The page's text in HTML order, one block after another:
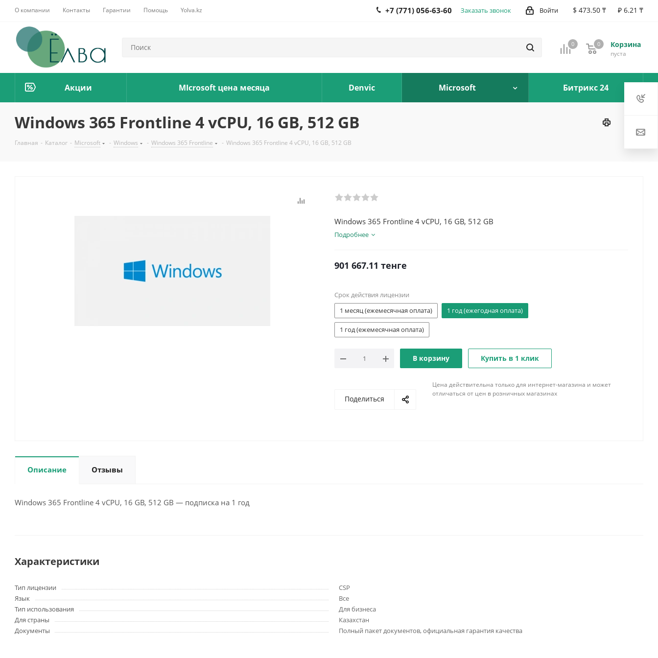
О компании Контакты Гарантии Помощь Yolva.kz $ 473.50 ₸ ₽ 6.21 ₸
Войти
+7 (771) 056-63-60 Заказать звонок
0 Корзина
0
пуста
0
Акции MIcrosoft цена месяца Denvic Microsoft Битрикс 24
Windows 365 Frontline 4 vCPU, 16 GB, 512 GB
Главная - Каталог - Microsoft - Windows - Windows 365 Frontline - Windows 365 Frontline 4 vCPU, 16 GB, 512 GB
Windows 365 Frontline 4 vCPU, 16 GB, 512 GB
Подробнее
901 667.11 тенге
Срок действия лицензии
1 месяц (ежемесячная оплата)
1 год (ежегодная оплата)
1 год (ежемесячная оплата)
В корзину Купить в 1 клик
Поделиться
Цена действительна только для интернет-магазина и может
отличаться от цен в розничных магазинах
Описание Отзывы
Windows 365 Frontline 4 vCPU, 16 GB, 512 GB — подписка на 1 год
Характеристики
Тип лицензии
CSP
Язык
Все
Тип использования
Для бизнеса
Для страны
Казахстан
Документы
Полный пакет документов, официальная гарантия качества